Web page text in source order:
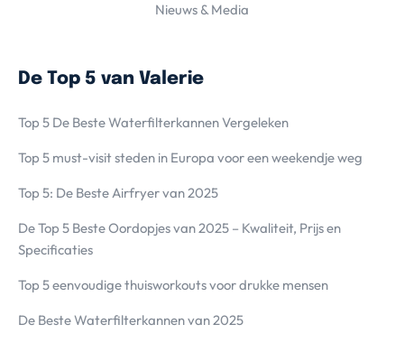
Nieuws & Media
De Top 5 van Valerie
Top 5 De Beste Waterfilterkannen Vergeleken
Top 5 must-visit steden in Europa voor een weekendje weg
Top 5: De Beste Airfryer van 2025
De Top 5 Beste Oordopjes van 2025 – Kwaliteit, Prijs en
Specificaties
Top 5 eenvoudige thuisworkouts voor drukke mensen
De Beste Waterfilterkannen van 2025